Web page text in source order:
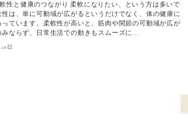
軟性と健康のつながり 柔軟になりたい、という方は多いで
は、単に可動域が広がるというだけでなく、体の健康に
っています。柔軟性が高いと、筋肉や関節の可動域が広が
みならず、日常生活での動きもスムーズに...
日